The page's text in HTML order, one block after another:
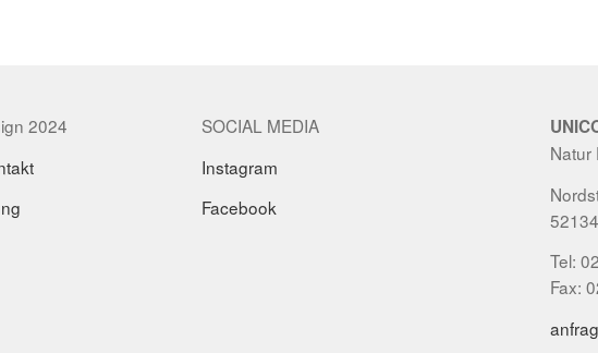
2024
SOCIAL MEDIA
Instagram
Facebook
Natur
Tel:
Fax: